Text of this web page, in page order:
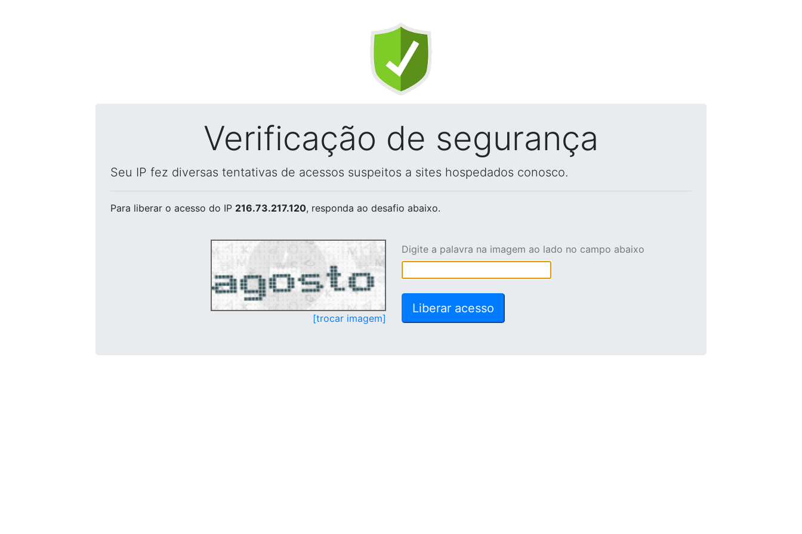
Verificação de segurança
Seu IP fez diversas tentativas de acessos suspeitos a sites hospedados conosco.
Para liberar o acesso do IP 216.73.217.120, responda ao desafio abaixo.
[trocar imagem]
Digite a palavra na imagem ao lado no campo abaixo